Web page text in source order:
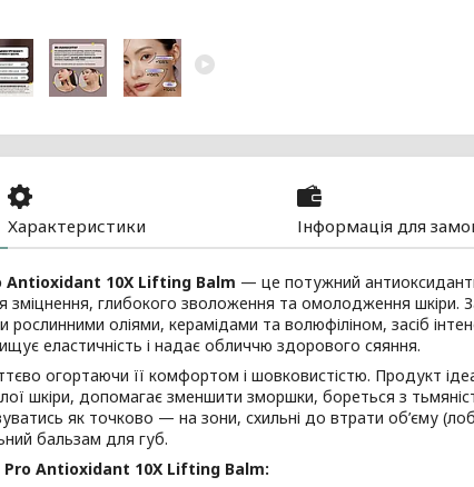
Характеристики Інформація для
10X Lifting Balm — це потужний
глибокого зволоження та омолодження шкіри.
рослинними оліями, керамідами та волюфіліном, засіб
еластичність і надає обличчю здорового сяяння.
огортаючи її комфортом і шовковистістю. Продукт
шкіри, допомагає зменшити зморшки, бореться з
як точково — на зони, схильні до втрати об’єму
бальзам для губ.
Antioxidant 10X Lifting Balm: